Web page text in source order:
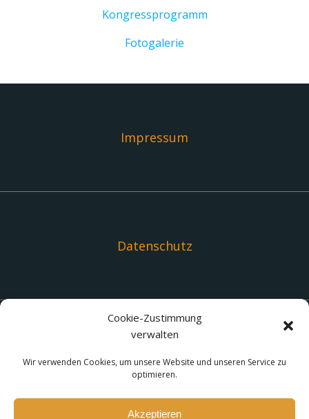
Cookie-Zustimmung
verwalten
Wir verwenden Cookies, um unsere Website und unseren Service zu
optimieren.
Akzeptieren
Kongressprogramm
Fotogalerie
Impressum
Datenschutz